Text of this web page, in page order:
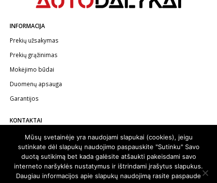
INFORMACIJA
Prekių užsakymas
Prekių grąžinimas
Mokėjimo būdai
Duomenų apsauga
Garantijos
KONTAKTAI
Telefonas:+370 602 62622
El.paštas: info@autodalykai.lt
Mūsų svetainėje yra naudojami slapukai (cookies), jeigu
sutinkate dėl slapukų naudojimo paspauskite "Sutinku" Savo
duotą sutikimą bet kada galėsite atšaukti pakeisdami savo
interneto naršyklės nustatymus ir ištrindami įrašytus slapukus.
Daugiau informacijos apie slapukų naudojimą rasite paspaude